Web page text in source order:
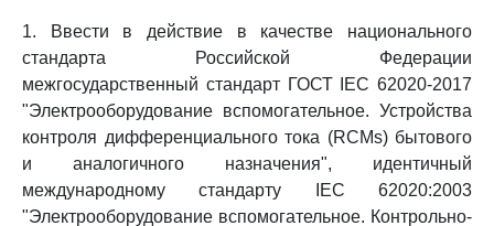
1. Ввести в действие в качестве национального
стандарта Российской Федерации
межгосударственный стандарт ГОСТ IEC 62020-2017
"Электрооборудование вспомогательное. Устройства
контроля дифференциального тока (RCMs) бытового
и аналогичного назначения", идентичный
международному стандарту IEC 62020:2003
"Электрооборудование вспомогательное. Контрольно-